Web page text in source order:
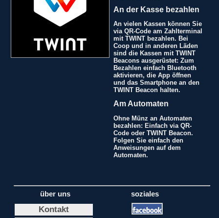
An der Kasse bezahlen
An vielen Kassen können Sie
via QR-Code am Zahlterminal
mit TWINT bezahlen. Bei
Coop und in anderen Läden
sind die Kassen mit TWINT
Beacons ausgerüstet: Zum
Bezahlen einfach Bluetooth
aktivieren, die App öffnen
und das Smartphone an den
TWINT Beacon halten.
Am Automaten
Ohne Münz an Automaten
bezahlen: Einfach via QR-
Code oder TWINT Beacon.
Folgen Sie einfach den
Anweisungen auf dem
Automaten.
über uns
Kontakt
soziales